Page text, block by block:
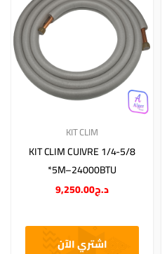
KIT CLIM
KIT CLIM CUIVRE 1/4-5/8
*5M–24000BTU
د.ج9,250.00
اشتري الآن